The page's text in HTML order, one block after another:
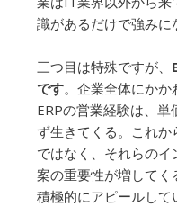
識があるだけで強みに
三つ目は特殊ですが、
です。企業全体にか
ERPの営業経験は、単
ず生きてくる。これか
ではなく、それらの
案の重要性が増して
積極的にアピールして